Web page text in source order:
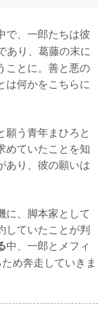
で、一郎たちは彼
あり、葛藤の末に
ことに。善と悪の
は何かをこちらに
願う青年まひろと
めていたことを知
あり、彼の願いは
に、脚本家として
していたことが判
中、一郎とメフィ
め奔走していきま